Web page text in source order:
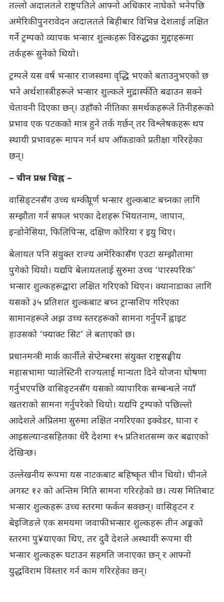
तल्लो अदालतले राष्ट्रपतिले आफ्नो अधिकार नाघेको भनेपछि
अमेरिकी पुनरावेदन अदालतले बिहीबार विभिन्न देशलाई लक्षित
गर्ने ट्रम्पको व्यापक भन्सार शुल्कहरू विरुद्धका मुद्दाहरूमा
तर्कहरू सुनेको थियो।
ट्रम्पले यस वर्ष भन्सार राजस्वमा वृद्धि भएको बताउनुभएको छ
भने अर्थशास्त्रीहरूले भन्सार शुल्कले मुद्रास्फीति बढाउन सक्ने
चेतावनी दिएका छन्। उहाँको नीतिका समर्थकहरूले तिनीहरूको
प्रभाव एक पटकको मात्र हुने तर्क गर्छन् तर विश्लेषकहरू थप
स्थायी प्रभावहरू मापन गर्न थप आँकडाको प्रतीक्षा गरिरहेका
छन्।
– चीन प्रश्न चिह्न –
वासिङ्टनसँग उच्च धम्कीपूर्ण भन्सार शुल्कबाट बच्नका लागि
सम्झौता गर्न सफल भएका देशहरू भियतनाम, जापान,
इन्डोनेसिया, फिलिपिन्स, दक्षिण कोरिया र इयु थिए।
बेलायत पनि संयुक्त राज्य अमेरिकासँग एउटा सम्झौतामा
पुगेको थियो। यद्यपि बेलायतलाई सुरुमा उच्च ‘पारस्परिक’
भन्सार शुल्कहरूद्वारा लक्षित गरिएको थिएन। क्यानाडाका लागि
यसको ३५ प्रतिशत शुल्कबाट बच्न ट्रान्सशिप गरिएका
सामानहरूले अझ उच्च स्तरहरूको सामना गर्नुपर्ने ह्वाइट
हाउसको ‘फ्याक्ट सिट’ ले बताएको छ।
प्रधानमन्त्री मार्क कार्नीले सेप्टेम्बरमा संयुक्त राष्ट्रसङ्घीय
महासभामा प्यालेस्टिनी राज्यलाई मान्यता दिने योजना घोषणा
गर्नुभएपछि वासिङ्टनसँग यसको व्यापारिक सम्बन्धले नयाँ
खतराको सामना गर्नुपरेको थियो। यद्यपि ट्रम्पको पछिल्लो
आदेशले अप्रिलमा सुरुमा लक्षित नगरिएका इक्वेडर, घाना र
आइसल्यान्डसहितका धेरै देशमा १५ प्रतिशतसम्म कर बढाएको
देखिन्छ।
उल्लेखनीय रूपमा यस नाटकबाट बहिष्कृत चीन थियो। चीनले
अगस्ट १२ को अन्तिम मिति सामना गरिरहेको छ। त्यस मितिबाट
भन्सार शुल्कहरू उच्च स्तरमा फर्कन सक्छन्। वासिङ्टन र
बेइजिङले एक समयमा जवाफी भन्सार शुल्कहरू तीन अङ्कको
स्तरमा पु¥याएका थिए, तर दुवै देशले अस्थायी रूपमा यी
भन्सार शुल्कहरू घटाउन सहमति जनाएका छन् र आफ्नो
युद्धविराम विस्तार गर्न काम गरिरहेका छन्।